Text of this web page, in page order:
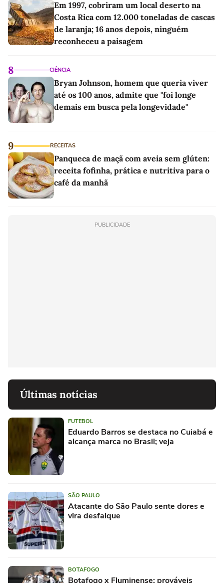
Em 1997, cobriram um local deserto na
Costa Rica com 12.000 toneladas de cascas
de laranja; 16 anos depois, ninguém
reconheceu a paisagem
8 CIÊNCIA
Bryan Johnson, homem que queria viver
até os 100 anos, admite que "foi longe
demais em busca pela longevidade"
9 RECEITAS
Panqueca de maçã com aveia sem glúten:
receita fofinha, prática e nutritiva para o
café da manhã
PUBLICIDADE
Últimas notícias
FUTEBOL
Eduardo Barros se destaca no Cuiabá e
alcança marca no Brasil; veja
SÃO PAULO
Atacante do São Paulo sente dores e
vira desfalque
BOTAFOGO
Botafogo x Fluminense: prováveis